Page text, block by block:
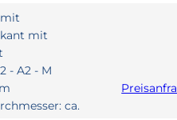
mit
- A2 - M
ca.